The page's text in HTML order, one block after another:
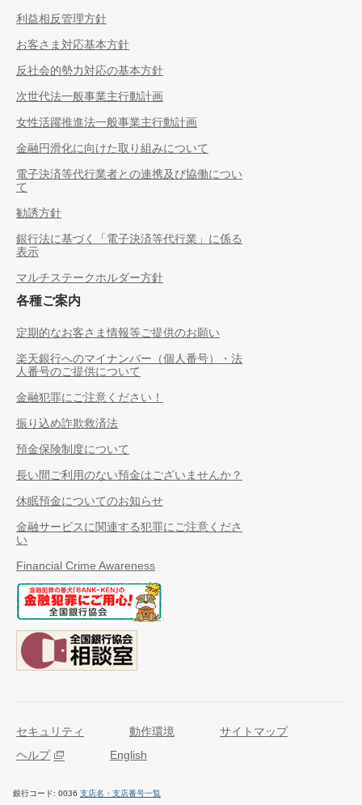
利益相反管理方針
お客さま対応基本方針
反社会的勢力対応の基本方針
次世代法一般事業主行動計画
女性活躍推進法一般事業主行動計画
金融円滑化に向けた取り組みについて
電子決済等代行業者との連携及び協働につい
て
勧誘方針
銀行法に基づく「電子決済等代行業」に係る
表示
マルチステークホルダー方針
各種ご案内
定期的なお客さま情報等ご提供のお願い
楽天銀行へのマイナンバー（個人番号）・法
人番号のご提供について
金融犯罪にご注意ください！
振り込め詐欺救済法
預金保険制度について
長い間ご利用のない預金はございませんか？
休眠預金についてのお知らせ
金融サービスに関連する犯罪にご注意くださ
い
Financial Crime Awareness
セキュリティ 動作環境
サイトマップ
ヘルプ
English
銀行コード 0036 支店名・支店番号一覧